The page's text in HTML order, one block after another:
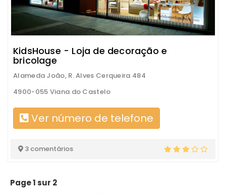
KidsHouse - Loja de decoração e
bricolage
Alameda João, R. Alves Cerqueira 484
4900-055 Viana do Castelo
Ver número de telefone
3 comentários
Page 1 sur 2